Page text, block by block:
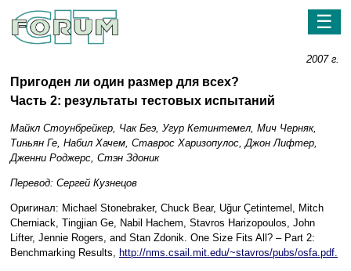
☰
2007 г.
Пригоден ли один размер для всех?
Часть 2: результаты тестовых испытаний
Майкл Стоунбрейкер, Чак Беэ, Угур Кетинтемел, Мич Черняк,
Тиньян Ге, Набил Хачем, Ставрос Харизопулос, Джон Лифтер,
Дженни Роджерс, Стэн Здоник
Перевод: Сергей Кузнецов
Оригинал: Michael Stonebraker, Chuck Bear, Uğur Çetintemel, Mitch
Cherniack, Tingjian Ge, Nabil Hachem, Stavros Harizopoulos, John
Lifter, Jennie Rogers, and Stan Zdonik. One Size Fits All? – Part 2:
Benchmarking Results, http://nms.csail.mit.edu/~stavros/pubs/osfa.pdf.